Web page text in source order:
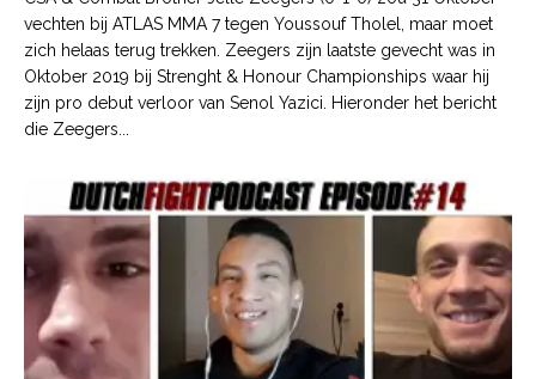
vechten bij ATLAS MMA 7 tegen Youssouf Tholel, maar moet
zich helaas terug trekken. Zeegers zijn laatste gevecht was in
Oktober 2019 bij Strenght & Honour Championships waar hij
zijn pro debut verloor van Senol Yazici. Hieronder het bericht
die Zeegers...